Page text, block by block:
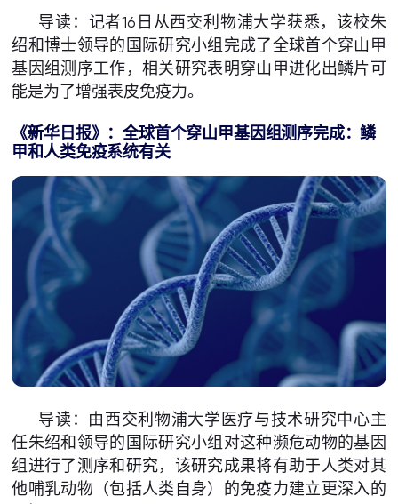
导读：记者16日从西交利物浦大学获悉，该校朱
绍和博士领导的国际研究小组完成了全球首个穿山甲
基因组测序工作，相关研究表明穿山甲进化出鳞片可
能是为了增强表皮免疫力。
《新华日报》：全球首个穿山甲基因组测序完成：鳞
甲和人类免疫系统有关
导读：由西交利物浦大学医疗与技术研究中心主
任朱绍和领导的国际研究小组对这种濒危动物的基因
组进行了测序和研究，该研究成果将有助于人类对其
他哺乳动物（包括人类自身）的免疫力建立更深入的